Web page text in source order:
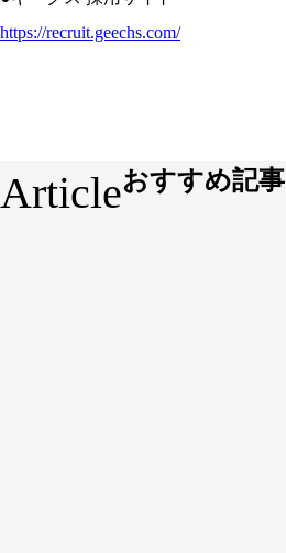
https://recruit.geechs.com/
おすすめ記事
Article